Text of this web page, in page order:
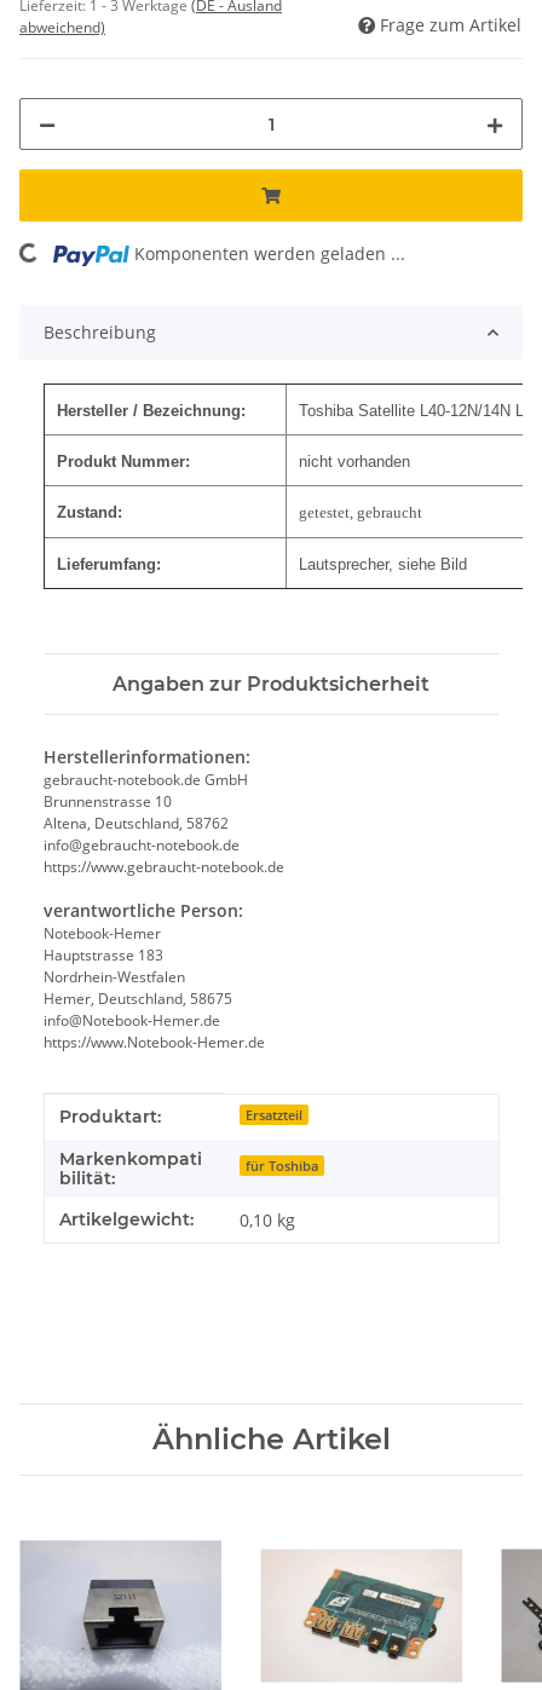
Lieferzeit: 1 - 3 Werktage (DE - Ausland
abweichend)
Frage zum Artikel
Komponenten werden geladen ...
Beschreibung
Hersteller / Bezeichnung: Toshiba Satellite L40-12N/14N
Produkt Nummer: nicht vorhanden
Zustand: getestet, gebraucht
Lieferumfang: Lautsprecher, siehe Bild
Angaben zur Produktsicherheit
Herstellerinformationen:
gebraucht-notebook.de GmbH
Brunnenstrasse 10
Altena, Deutschland, 58762
info@gebraucht-notebook.de
https://www.gebraucht-notebook.de
verantwortliche Person:
Notebook-Hemer
Hauptstrasse 183
Nordrhein-Westfalen
Hemer, Deutschland, 58675
info@Notebook-Hemer.de
https://www.Notebook-Hemer.de
Produkteigenschaft
Wert
Produktart: Ersatzteil
Markenkompati
bilität:
für Toshiba
Artikelgewicht: 0,10 kg
Ähnliche Artikel